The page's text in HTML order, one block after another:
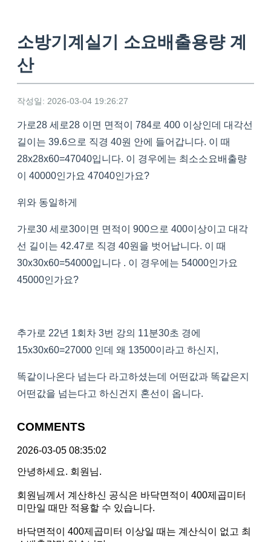
소방기계실기 소요배출용량 계
산
작성일: 2026-03-04 19:26:27
가로28 세로28 이면 면적이 784로 400 이상인데 대각선
길이는 39.6으로 직경 40원 안에 들어갑니다. 이 때
28x28x60=47040입니다. 이 경우에는 최소소요배출량
이 40000인가요 47040인가요?
위와 동일하게
가로30 세로30이면 면적이 900으로 400이상이고 대각
선 길이는 42.47로 직경 40원을 벗어납니다. 이 때
30x30x60=54000입니다 . 이 경우에는 54000인가요
45000인가요?
추가로 22년 1회차 3번 강의 11분30초 경에
15x30x60=27000 인데 왜 13500이라고 하신지,
똑같이나온다 넘는다 라고하셨는데 어떤값과 똑같은지
어떤값을 넘는다고 하신건지 혼선이 옵니다.
COMMENTS
2026-03-05 08:35:02
안녕하세요. 회원님.
회원님께서 계산하신 공식은 바닥면적이 400제곱미터
미만일 때만 적용할 수 있습니다.
바닥면적이 400제곱미터 이상일 때는 계산식이 없고 최